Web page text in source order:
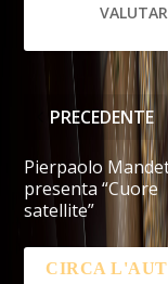
PRECEDENTE
Pierpaolo
presenta “Cuore
satellite”
CIRCA